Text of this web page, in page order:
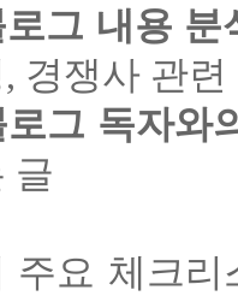
로그 내용 분
경쟁사 관
로그 독자와
글
주요 체크